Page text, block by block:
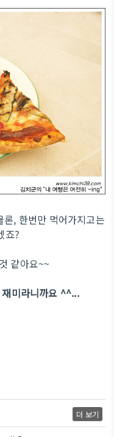
, 한번만 먹어가지고는
죠?
같아요~~
미라니까요 ^^...
더 보기